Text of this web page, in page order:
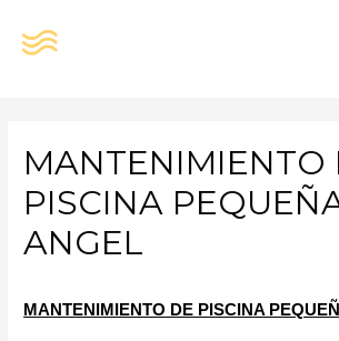
MANTENIMIENTO
PISCINA
ANGEL
MANTENIMIENTO DE PISCINA